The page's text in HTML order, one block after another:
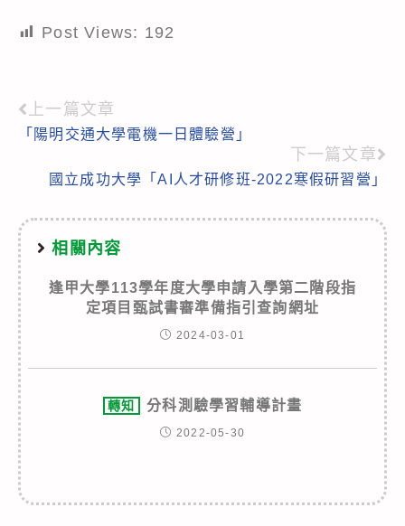
Post Views: 192
Read
more
articles
上一篇文章
「陽明交通大學電機一日體驗營」
下一篇文章
國立成功大學「AI人才研修班-2022寒假研習營」
相關內容
逢甲大學113學年度大學申請入學第二階段指
定項目甄試書審準備指引查詢網址
2024-03-01
轉知 分科測驗學習輔導計畫
2022-05-30